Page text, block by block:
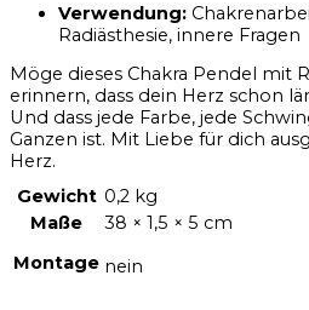
Verwendung:
Radiästhesie, innere Fragen
Möge dieses Chakra Pendel mit
erinnern, dass dein Herz schon
Und dass jede Farbe, jede
Ganzen ist. Mit Liebe für dich
Herz.
Gewicht 0,2 kg
Maße
38 × 1,5 × 5 cm
Montage nein